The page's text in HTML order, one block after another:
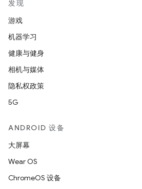
发现
游戏
机器学习
健康与健身
相机与媒体
隐私权政策
5G
ANDROID 设备
大屏幕
Wear OS
ChromeOS 设备